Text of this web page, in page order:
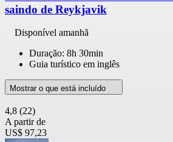
saindo de Reykjavik
Disponível amanhã
Duração: 8h 30min
Guia turístico em inglês
Mostrar o que está incluído
4,8 (22)
A partir de
US$ 97,23